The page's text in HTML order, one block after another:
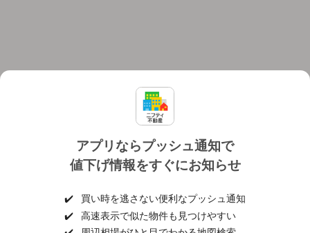
アプリならプッシュ通知で
値下げ情報をすぐにお知らせ
✔️
買い時を逃さない便利なプッシュ通知
✔️
高速表示で似た物件も見つけやすい
個人情報保護ポリシー 利用規約
ヘルプ・お問い合わせ 採用情報